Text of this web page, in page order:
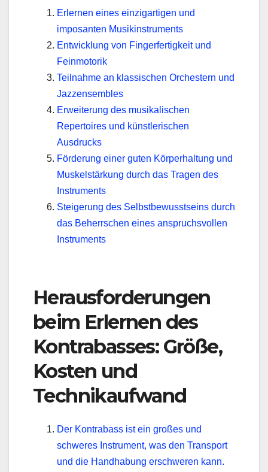
Erlernen eines einzigartigen und
imposanten Musikinstruments
Entwicklung von Fingerfertigkeit und
Feinmotorik
Teilnahme an klassischen Orchestern und
Jazzensembles
Erweiterung des musikalischen
Repertoires und künstlerischen
Ausdrucks
Förderung einer guten Körperhaltung und
Muskelstärkung durch das Tragen des
Instruments
Steigerung des Selbstbewusstseins durch
das Beherrschen eines anspruchsvollen
Instruments
Herausforderungen
beim Erlernen des
Kontrabasses: Größe,
Kosten und
Technikaufwand
Der Kontrabass ist ein großes und
schweres Instrument, was den Transport
und die Handhabung erschweren kann.